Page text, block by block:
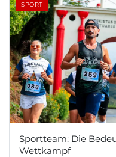
SPORT
Sportteam: Die
Wettkampf